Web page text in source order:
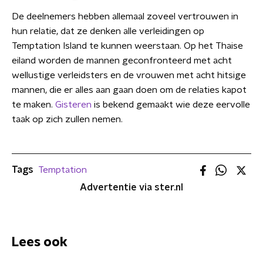
De deelnemers hebben allemaal zoveel vertrouwen in
hun relatie, dat ze denken alle verleidingen op
Temptation Island te kunnen weerstaan. Op het Thaise
eiland worden de mannen geconfronteerd met acht
wellustige verleidsters en de vrouwen met acht hitsige
mannen, die er alles aan gaan doen om de relaties kapot
te maken. Gisteren is bekend gemaakt wie deze eervolle
taak op zich zullen nemen.
Tags
Temptation
Advertentie via ster.nl
Lees ook